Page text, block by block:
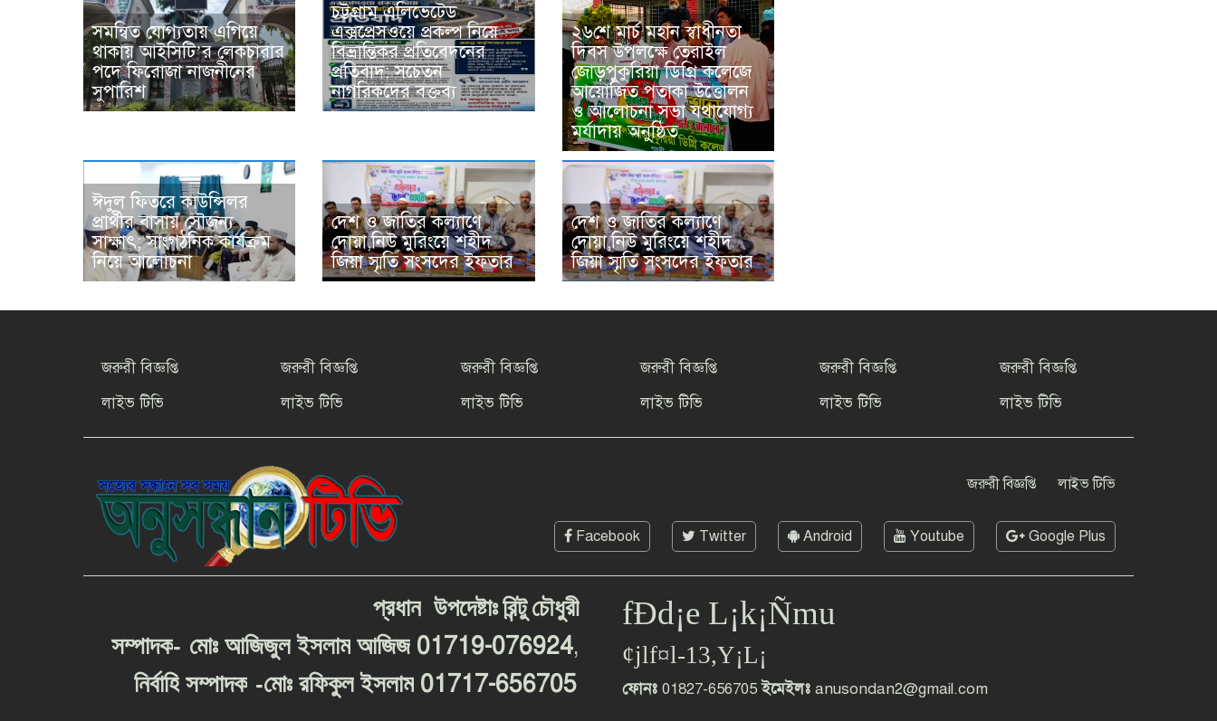
সমন্বিত যোগ্যতায় এগিয়ে
থাকায় আইসিটি’র লেকচারার
পদে ফিরোজা নাজনীনের
সুপারিশ
চট্টগ্রাম এলিভেটেড
এক্সপ্রেসওয়ে প্রকল্প নিয়ে
বিভ্রান্তিকর প্রতিবেদনের
প্রতিবাদ: সচেতন
নাগরিকদের বক্তব্য
২৬শে মার্চ মহান স্বাধীনতা
দিবস উপলক্ষে তেরাইল
জোড়পুকুরিয়া ডিগ্রি কলেজে
আয়োজিত পতাকা উত্তোলন
ও আলোচনা সভা যথাযোগ্য
মর্যাদায় অনুষ্ঠিত
ঈদুল ফিতরে কাউন্সিলর
প্রার্থীর বাসায় সৌজন্য
সাক্ষাৎ; সাংগঠনিক কার্যক্রম
নিয়ে আলোচনা
দেশ ও জাতির কল্যাণে
দোয়া,নিউ মুরিংয়ে শহীদ
জিয়া স্মৃতি সংসদের ইফতার
দেশ ও জাতির কল্যাণে
দোয়া,নিউ মুরিংয়ে শহীদ
জিয়া স্মৃতি সংসদের ইফতার
জরুরী বিজ্ঞপ্তি
লাইভ টিভি
জরুরী বিজ্ঞপ্তি
লাইভ টিভি
জরুরী বিজ্ঞপ্তি
লাইভ টিভি
জরুরী বিজ্ঞপ্তি
লাইভ টিভি
জরুরী বিজ্ঞপ্তি
লাইভ টিভি
জরুরী বিজ্ঞপ্তি
লাইভ টিভি
জরুরী বিজ্ঞপ্তি লাইভ টিভি
Facebook Twitter Android Youtube Google Plus
প্রধান উপদেষ্টাঃরিন্টু চৌধুরী
সম্পাদক- মোঃ আজিজুল ইসলাম আজিজ 01719-076924,
নির্বাহি সম্পাদক -মোঃ রফিকুল ইসলাম 01717-656705
fÐd¡e L¡k¡Ñmu
¢jlf¤l-13,Y¡L¡
ফোনঃ 01827-656705ইমেইলঃ anusondan2@gmail.com